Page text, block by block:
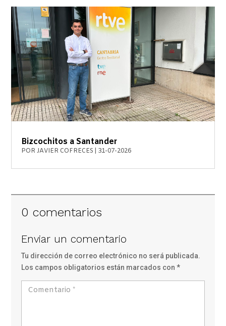
Bizcochitos a Santander
PORJAVIER COFRECES 31-07-2026
0 comentarios
Enviar un comentario
Tu dirección de correo electrónico no será publicada.
Los campos obligatorios están marcados con*